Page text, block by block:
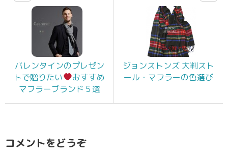
バレンタインのプレゼン
トで贈りたい
おすすめ
マフラーブランド５選
ジョンストンズ 大判スト
ール・マフラーの色選び
コメントをどうぞ